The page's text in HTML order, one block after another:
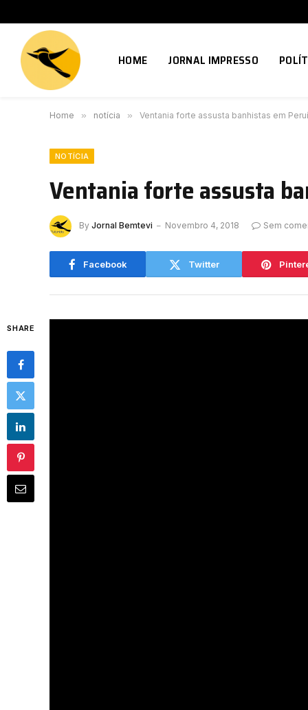
HOME JORNAL IMPRESSO
Home » notícia » Ventania forte assusta banhistas em
NOTÍCIA
Ventania forte assusta
By Jornal Bemtevi Novembro 4, 2018 Sem
Facebook Twitter
SHARE